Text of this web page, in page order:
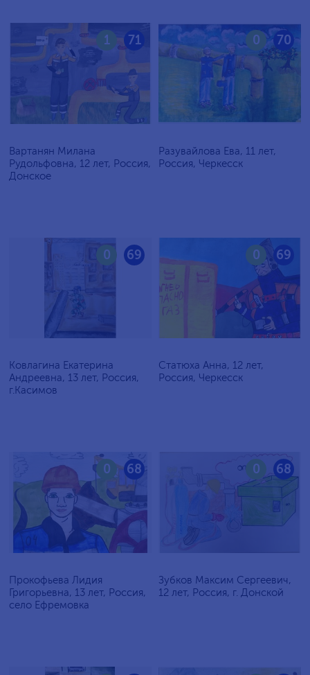
71
1
Вартанян Милана
Рудольфовна, 12 лет, Россия,
Донское
70
0
Разувайлова Ева, 11 лет,
Россия, Черкесск
69
0
Ковлагина Екатерина
Андреевна, 13 лет, Россия,
г.Касимов
69
0
Статюха Анна, 12 лет,
Россия, Черкесск
68
0
Прокофьева Лидия
Григорьевна, 13 лет, Россия,
село Ефремовка
68
0
Зубков Максим Сергеевич,
12 лет, Россия, г. Донской